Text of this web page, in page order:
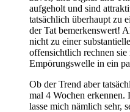
aufgeholt und sind
tatsächlich überhaupt zu
der Tat bemerkenswert!
nicht zu einer
offensichtlich rechnen
Empörungswelle in ein
Ob der Trend aber
mal 4 Wochen erkennen.
lasse mich nämlich sehr,